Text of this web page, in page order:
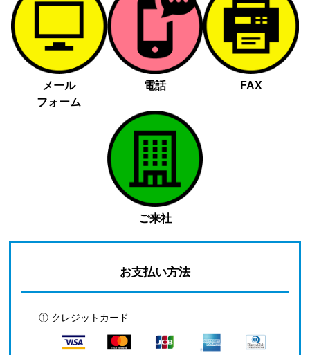
メール
フォーム
電話 FAX
ご来社
お支払い方法
① クレジットカード